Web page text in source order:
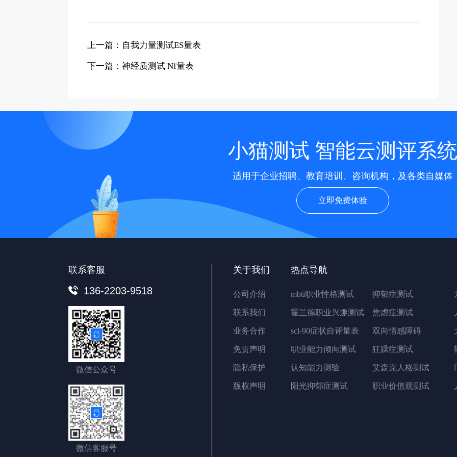
上一篇：自我力量测试ES量表
下一篇：神经质测试 Nf量表
小猫测试 智能云测评系统
适用于企业招聘、教育培训、咨询机构，及各类自媒体
立即免费体验
联系客服
136-2203-9518
微信公众号
微信客服号
关于我们
公司介绍
联系我们
业务合作
免责声明
隐私保护
版权声明
热点导航
mbti职业性格测试 抑郁症测试
霍兰德职业兴趣测试 焦虑症测试
scl-90症状自评量表 双向情感障碍
职业能力倾向测试 狂躁症测试
认知能力测验 艾森克人格测试
阳光抑郁症测试 职业价值观测试